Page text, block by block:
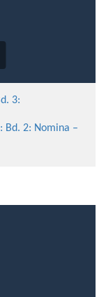
3:
Bd. 2: Nomina –